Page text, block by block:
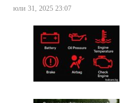
юли 31, 2025 23:07